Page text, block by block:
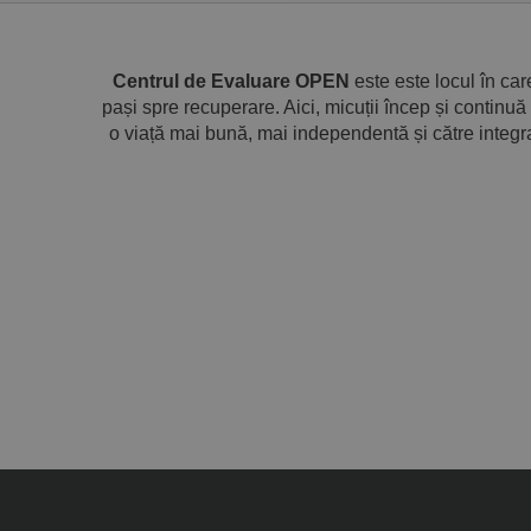
Centrul de Evaluare OPEN este este locul în
pași spre recuperare. Aici, micuții încep și
o viață mai bună, mai independentă și către